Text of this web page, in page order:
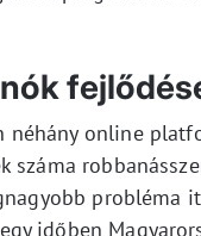
néhány online
száma
probléma
időben